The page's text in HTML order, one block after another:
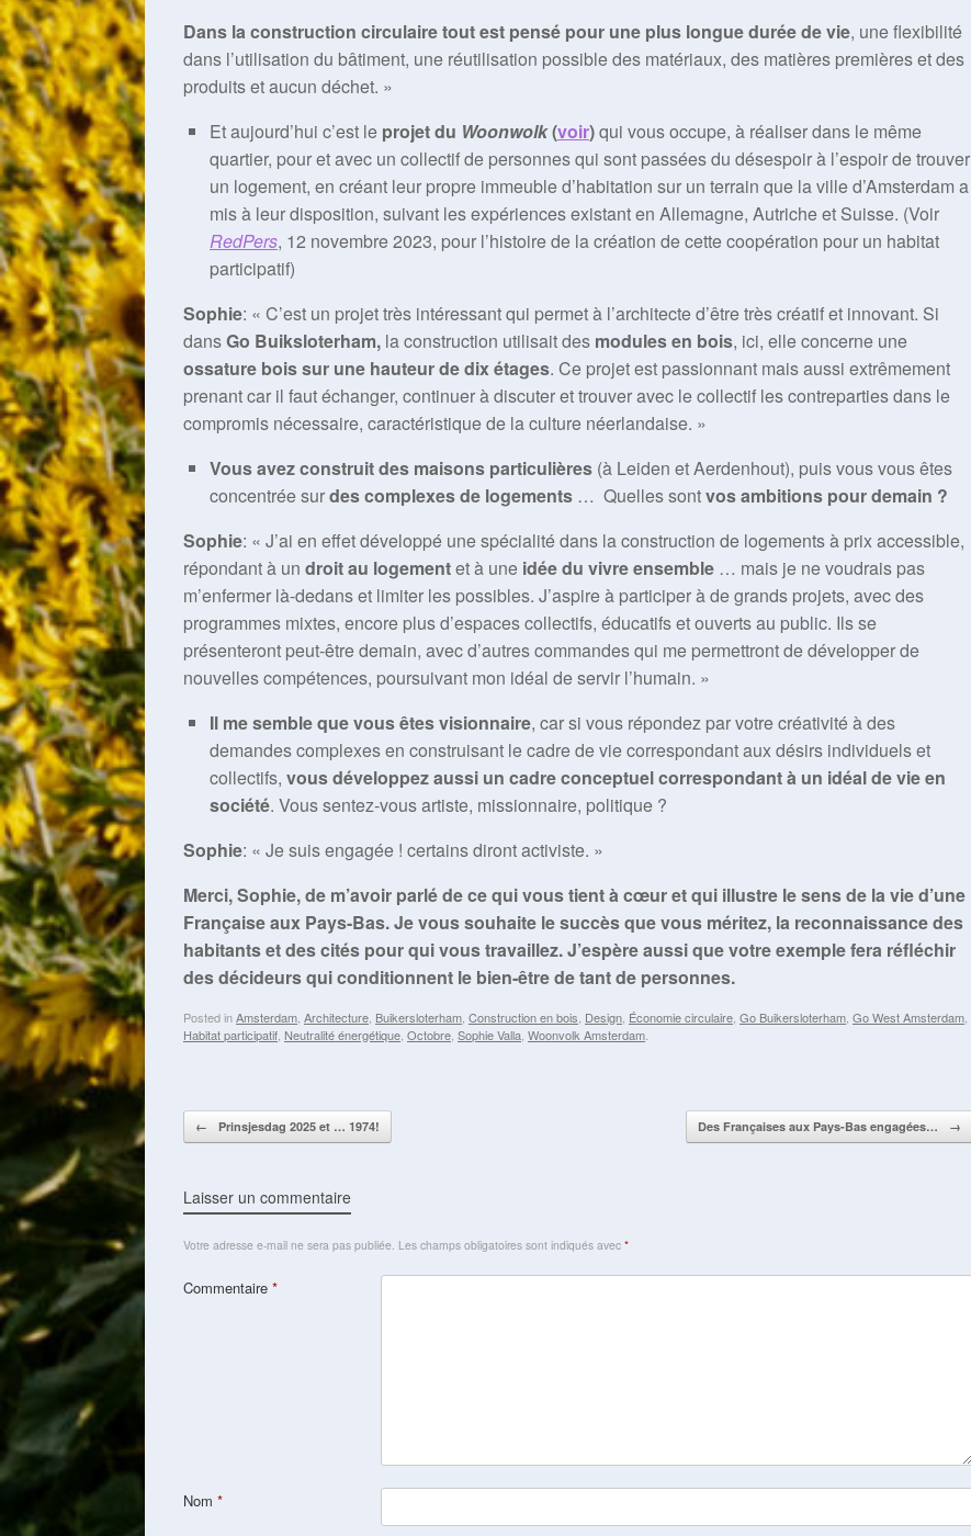
Dans la construction circulaire tout est pensé pour une plus longue durée de vie, une flexibilité
dans l’utilisation du bâtiment, une réutilisation possible des matériaux, des matières premières et des
produits et aucun déchet. »
Et aujourd’hui c’est le projet du Woonwolk(voir)qui vous occupe, à réaliser dans le même
quartier, pour et avec un collectif de personnes qui sont passées du désespoir à l’espoir de trouver
un logement, en créant leur propre immeuble d’habitation sur un terrain que la ville d’Amsterdam a
mis à leur disposition, suivant les expériences existant en Allemagne, Autriche et Suisse. (Voir
RedPers, 12 novembre 2023, pour l’histoire de la création de cette coopération pour un habitat
participatif)
Sophie: « C’est un projet très intéressant qui permet à l’architecte d’être très créatif et innovant. Si
dansGo Buiksloterham, la construction utilisait des modules en bois, ici, elle concerne une
ossature bois sur une hauteur de dix étages. Ce projet est passionnant mais aussi extrêmement
prenant car il faut échanger, continuer à discuter et trouver avec le collectif les contreparties dans le
compromis nécessaire, caractéristique de la culture néerlandaise. »
Vous avez construit des maisons particulières (à Leiden et Aerdenhout), puis vous vous êtes
concentrée surdes complexes de logements … Quelles sontvos ambitions pour demain ?
Sophie: « J’ai en effet développé une spécialité dans la construction de logements à prix accessible,
répondant à un droit au logementet à une idée du vivre ensemble … mais je ne voudrais pas
m’enfermer là-dedans et limiter les possibles. J’aspire à participer à de grands projets, avec des
programmes mixtes, encore plus d’espaces collectifs, éducatifs et ouverts au public. Ils se
présenteront peut-être demain, avec d’autres commandes qui me permettront de développer de
nouvelles compétences, poursuivant mon idéal de servir l’humain. »
Il me semble que vous êtes visionnaire, car si vous répondez par votre créativité à des
demandes complexes en construisant le cadre de vie correspondant aux désirs individuels et
collectifs, vous développez aussi un cadre conceptuel correspondant à un idéal de vie en
société. Vous sentez-vous artiste, missionnaire, politique ?
Sophie: « Je suis engagée ! certains diront activiste. »
Merci, Sophie, de m’avoir parlé de ce qui vous tient à cœur et qui illustre le sens de la vie d’une
Française aux Pays-Bas. Je vous souhaite le succès que vous méritez, la reconnaissance des
habitants et des cités pour qui vous travaillez. J’espère aussi que votre exemple fera réfléchir
des décideurs qui conditionnent le bien-être de tant de personnes.
Posted inAmsterdam, Architecture, Buikersloterham, Construction en bois, Design, Économie circulaire, Go Buikersloterham, Go West Amsterdam,
Habitat participatif, Neutralité énergétique, Octobre, Sophie Valla, Woonvolk Amsterdam.
Post navigation
← Prinsjesdag 2025 et … 1974! Des Françaises aux Pays-Bas engagées… →
Laisser un commentaire
Votre adresse e-mail ne sera pas publiée. Les champs obligatoires sont indiqués avec *
Commentaire *
Nom *